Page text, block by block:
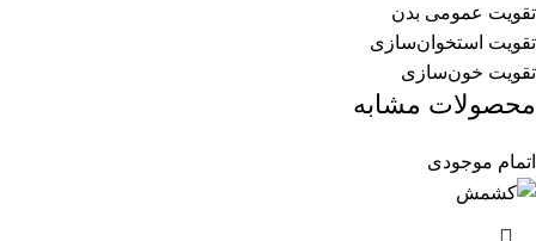
تقویت عمومی بدن
تقویت استخوان‌سازی
تقویت خون‌سازی
محصولات مشابه
اتمام موجودی